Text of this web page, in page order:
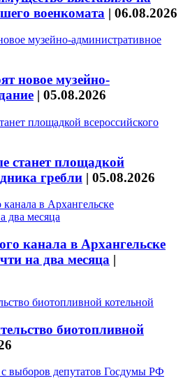
военкомата | 06.08.2026
новое музейно-
| 05.08.2026
станет площадкой
гребли | 05.08.2026
канала в Архангельске
на два месяца |
биотопливной